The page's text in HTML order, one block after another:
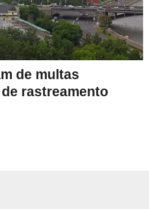
de multas
rastreamento